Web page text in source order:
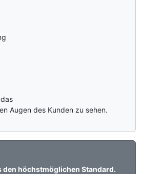
Augen des Kunden zu sehen.
den höchstmöglichen Standard.